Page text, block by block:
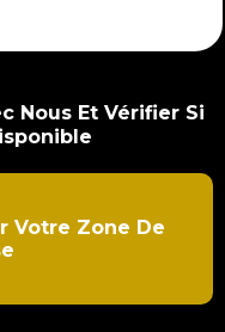
Nous Et Vérifier Si
Votre Zone De